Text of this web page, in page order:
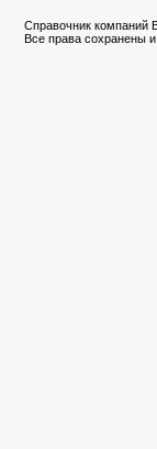
Справочник компаний
Все права сохранены